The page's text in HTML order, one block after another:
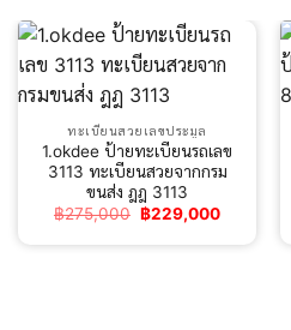
ทะเบียนสวยเลขประมูล
1.okdee ป้ายทะเบียนรถเลข
3113 ทะเบียนสวยจากกรม
ขนส่ง ฎฎ 3113
฿275,000 Original
price
฿229,000Current